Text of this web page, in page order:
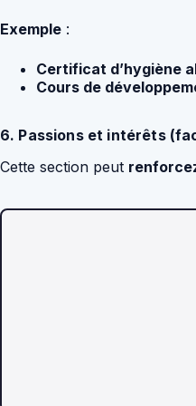
Exemple :
Certificat d’hygiène
Cours de
6. Passions et intérêts
Cette section peut